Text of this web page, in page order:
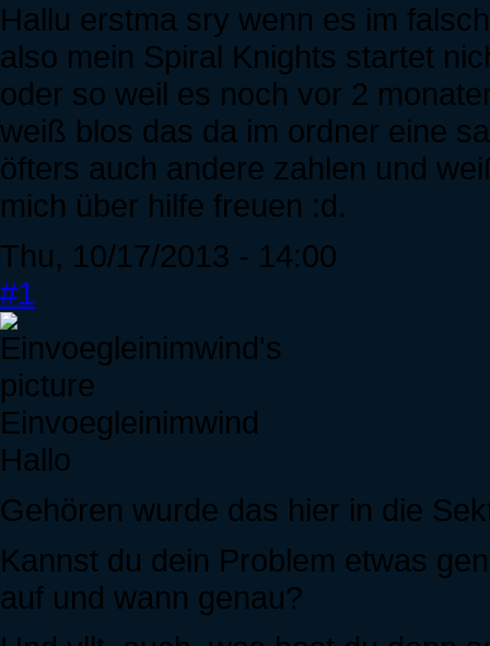
Hallu erstma sry wenn es im
also mein Spiral Knights startet
oder so weil es noch vor 2
weiß blos das da im ordner eine
öfters auch andere zahlen und
mich über hilfe freuen :d.
Thu, 10/17/2013 - 14:00
#1
Einvoegleinimwind
Hallo
Gehören wurde das hier in die
Kannst du dein Problem etwas
auf und wann genau?